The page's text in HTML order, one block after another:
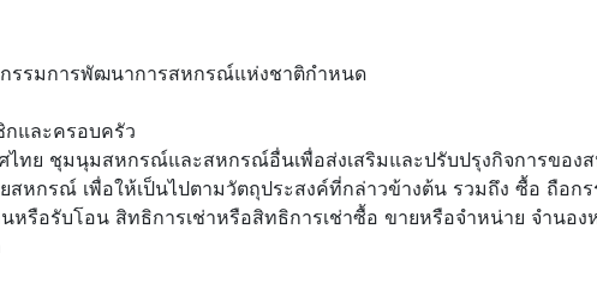
รรมการพัฒนาการสหกรณ์แห่งชาติกำหนด
กและครอบครัว
ทย ชุมนุมสหกรณ์และสหกรณ์อื่นเพื่อส่งเสริมและปรับปรุงกิจการของ
หกรณ์ เพื่อให้เป็นไปตามวัตถุประสงค์ที่กล่าวข้างต้น รวมถึง ซื้อ ถือ
หรือรับโอน สิทธิการเช่าหรือสิทธิการเช่าซื้อ ขายหรือจำหน่าย จำนอ